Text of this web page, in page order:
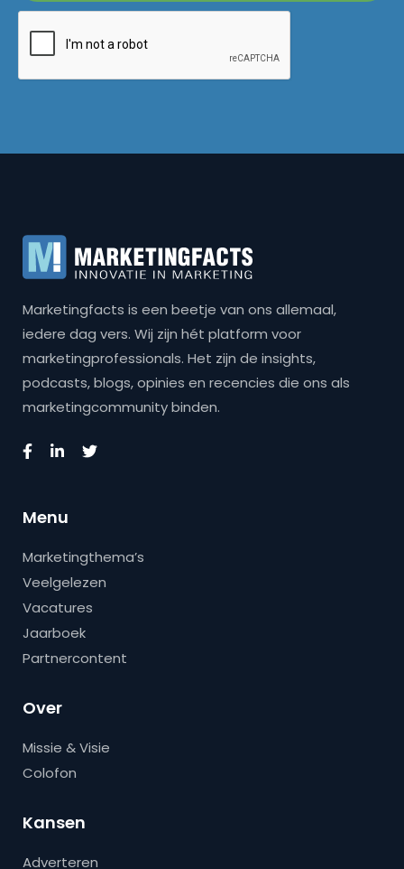
Marketingfacts is een beetje van ons allemaal,
iedere dag vers. Wij zijn hét platform voor
marketingprofessionals. Het zijn de insights,
podcasts, blogs, opinies en recencies die ons als
marketingcommunity binden.
Menu
Marketingthema’s
Veelgelezen
Vacatures
Jaarboek
Partnercontent
Over
Missie & Visie
Colofon
Kansen
Adverteren